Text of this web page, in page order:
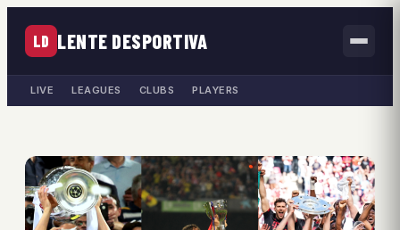
LD LENTE DESPORTIVA
LIVE LEAGUES CLUBS PLAYERS